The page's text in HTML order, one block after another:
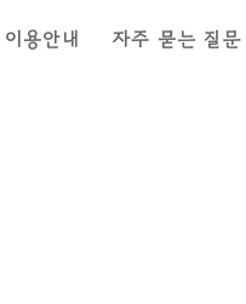
이용안내 자주 묻는 질